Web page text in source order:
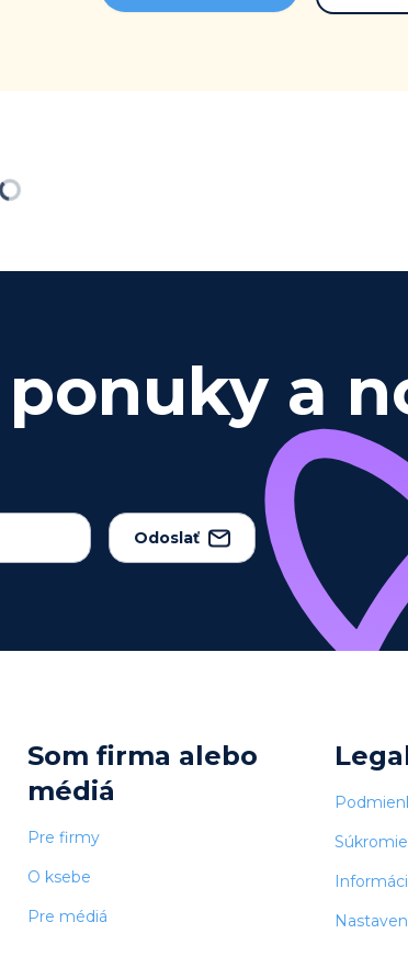
Načítavam…
a
Odoslať
Som firma alebo
médiá
Pre firmy
O ksebe
Pre médiá
Súkromie